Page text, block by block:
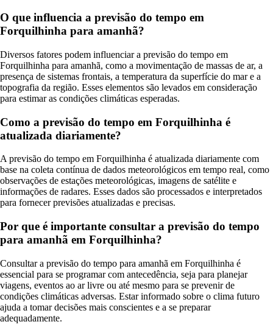
O que influencia a previsão do tempo em
Forquilhinha para amanhã?
Diversos fatores podem influenciar a previsão do tempo em
Forquilhinha para amanhã, como a movimentação de massas de ar, a
presença de sistemas frontais, a temperatura da superfície do mar e a
topografia da região. Esses elementos são levados em consideração
para estimar as condições climáticas esperadas.
Como a previsão do tempo em Forquilhinha é
atualizada diariamente?
A previsão do tempo em Forquilhinha é atualizada diariamente com
base na coleta contínua de dados meteorológicos em tempo real, como
observações de estações meteorológicas, imagens de satélite e
informações de radares. Esses dados são processados e interpretados
para fornecer previsões atualizadas e precisas.
Por que é importante consultar a previsão do tempo
para amanhã em Forquilhinha?
Consultar a previsão do tempo para amanhã em Forquilhinha é
essencial para se programar com antecedência, seja para planejar
viagens, eventos ao ar livre ou até mesmo para se prevenir de
condições climáticas adversas. Estar informado sobre o clima futuro
ajuda a tomar decisões mais conscientes e a se preparar
adequadamente.